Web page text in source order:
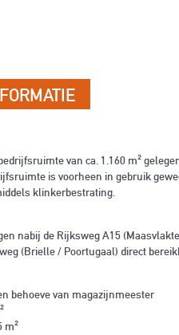
van ca. 1.160 m²
is voorheen in gebruik
klinkerbestrating.
nabij de Rijksweg A15
(Brielle / Poortugaal) direct
behoeve van magazijnmeester
m²